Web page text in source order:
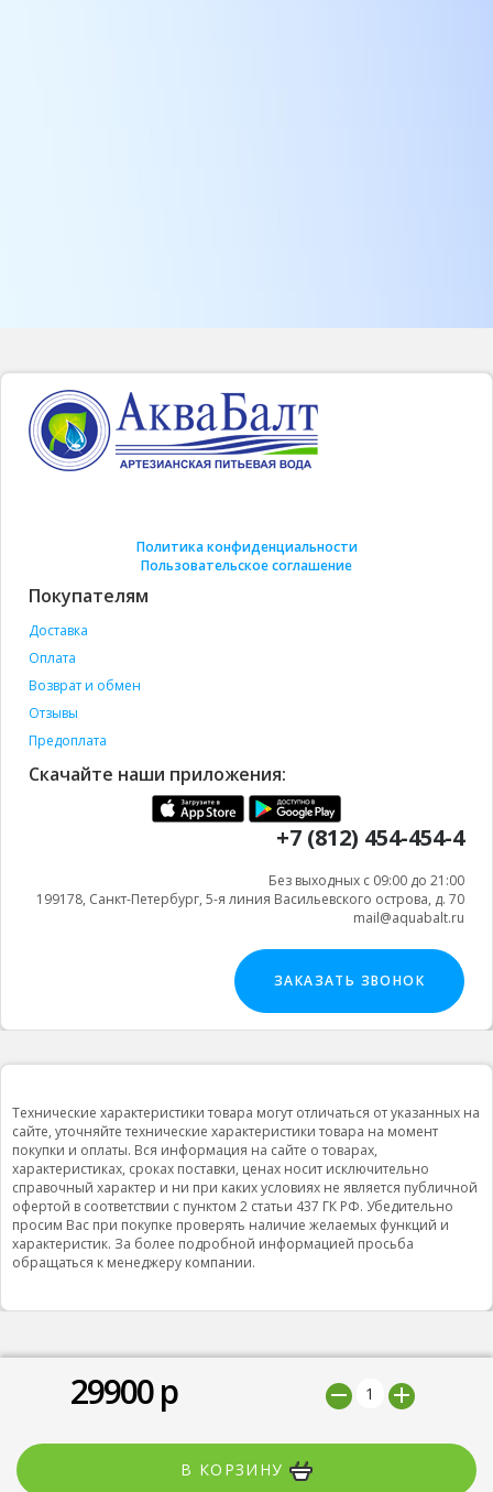
29900р
В КОРЗИНУ
Политика конфиденциальности
Пользовательское соглашение
Покупателям
Доставка
Оплата
Возврат и обмен
Отзывы
Предоплата
Скачайте наши приложения:
+7 (812) 454-454-4
Без выходных с 09:00 до 21:00
199178, Санкт-Петербург, 5-я линия Васильевского острова, д. 70
mail@aquabalt.ru
ЗАКАЗАТЬ ЗВОНОК
Технические характеристики товара могут отличаться от указанных на
сайте, уточняйте технические характеристики товара на момент
покупки и оплаты. Вся информация на сайте о товарах,
характеристиках, сроках поставки, ценах носит исключительно
справочный характер и ни при каких условиях не является публичной
офертой в соответствии с пунктом 2 статьи 437 ГК РФ. Убедительно
просим Вас при покупке проверять наличие желаемых функций и
характеристик. За более подробной информацией просьба
обращаться к менеджеру компании.
© 2019 ООО "Природная вода”, Все права защищены
Мы принимаем